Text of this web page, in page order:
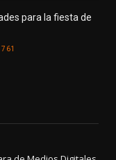
para la fiesta de
761